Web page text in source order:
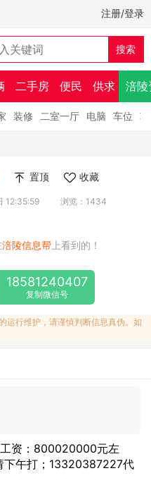
注册/登录
二手房 便民 供求 涪陵
装修 二室一厅 电脑 车位
置顶 收藏
12:35:59 浏览：1434
涪陵信息帮 上看到的！
18581240407
复制微信号
运行维护，请谨慎判断信息真伪。如
资：800020000元左
下午打；13320387227代